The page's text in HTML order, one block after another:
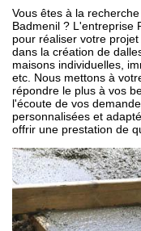
Vous êtes à la
Badmenil ? L'entreprise
pour réaliser votre
dans la création de
maisons individuelles,
etc. Nous mettons à
répondre le plus à vos
l'écoute de vos
personnalisées et
offrir une prestation de